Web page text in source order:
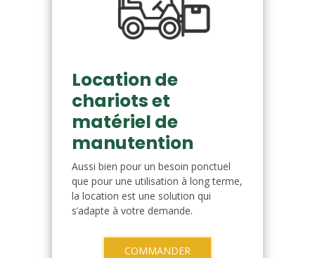
Location de
chariots et
matériel de
manutention
Aussi bien pour un besoin ponctuel
que pour une utilisation à long terme,
la location est une solution qui
s’adapte à votre demande.
COMMANDER